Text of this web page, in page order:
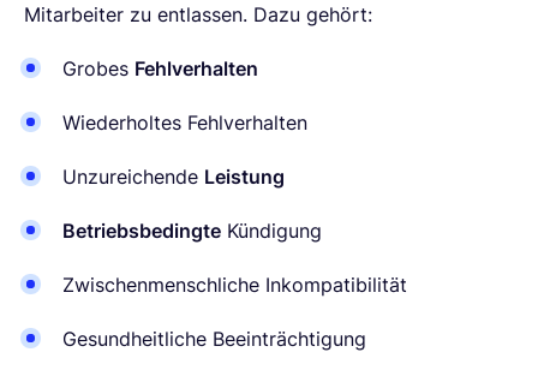
Mitarbeiter zu entlassen. Dazu gehört:
Grobes Fehlverhalten
Wiederholtes Fehlverhalten
Unzureichende Leistung
Betriebsbedingte Kündigung
Zwischenmenschliche Inkompatibilität
Gesundheitliche Beeinträchtigung